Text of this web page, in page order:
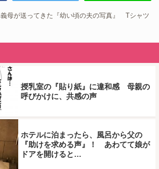
義母が送ってきた『幼い頃の夫の写真』 Tシャツ
授乳室の『貼り紙』に違和感 母親の
呼びかけに、共感の声
ホテルに泊まったら、風呂から父の
『助けを求める声』！ あわてて娘が
ドアを開けると…